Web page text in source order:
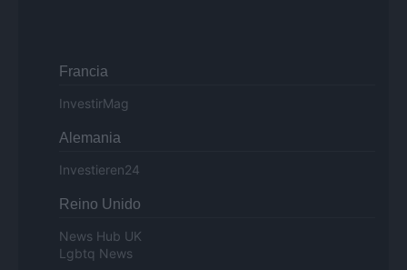
Francia
InvestirMag
Alemania
Investieren24
Reino Unido
News Hub UK
Lgbtq News